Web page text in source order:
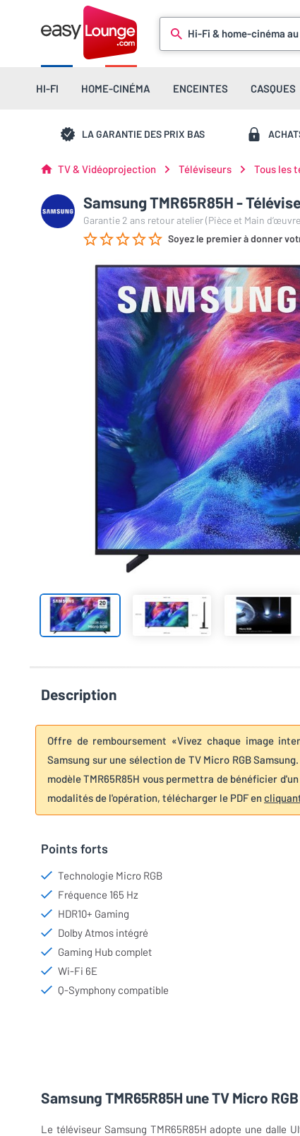
Hi-Fi & home-cinéma
HI-FI HOME-CINÉMA ENCEINTES CASQUES
LA GARANTIE DES PRIX BAS
TV & Vidéoprojection Téléviseurs Tous les
Samsung TMR65R85H -
Garantie 2 ans retour atelier (Pièce et Main
Soyez le premier à donner
Description
Offre de remboursement «Vivez chaque image
Samsung sur une sélection de TV Micro RGB
modèle TMR65R85H vous permettra de bénéficier
modalités de l'opération, télécharger le PDF en
Points forts
Technologie Micro RGB
Fréquence 165 Hz
HDR10+ Gaming
Dolby Atmos intégré
Gaming Hub complet
Wi-Fi 6E
Q-Symphony compatible
Samsung TMR65R85H une TV Micro
Le téléviseur Samsung TMR65R85H adopte une dalle